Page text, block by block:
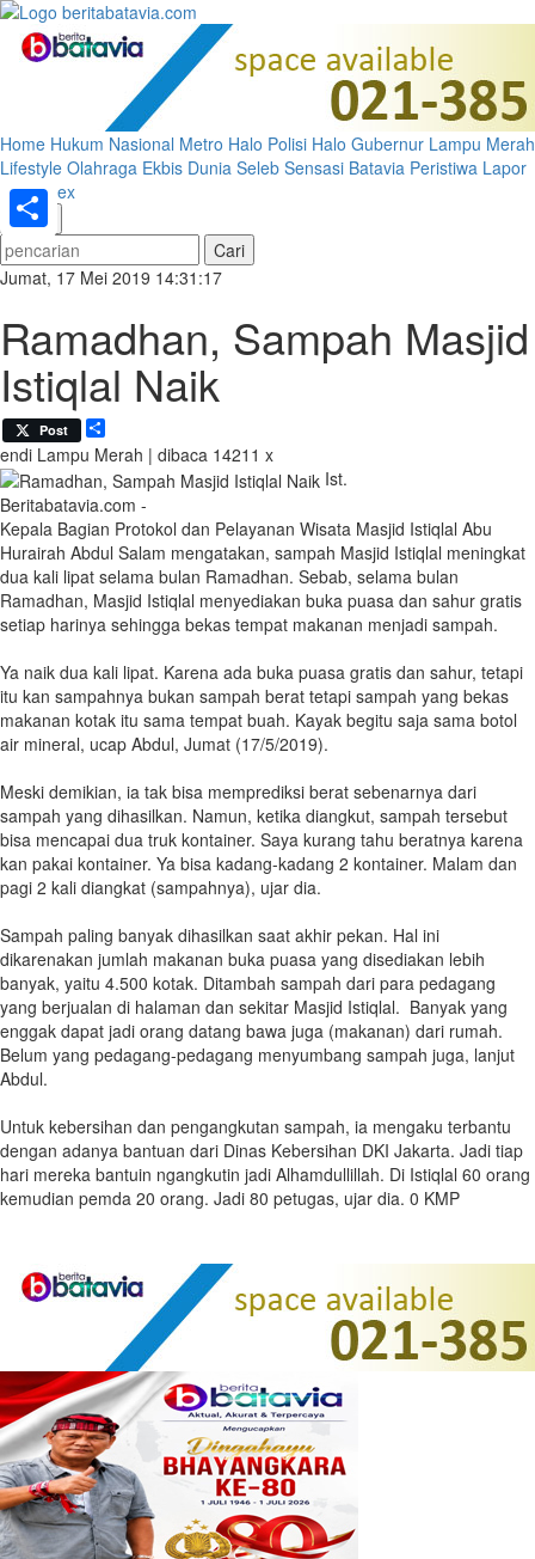
Home Hukum Nasional Metro Halo Polisi Halo Gubernur Lampu Merah
Lifestyle Olahraga Ekbis Dunia Seleb Sensasi Batavia Peristiwa Lapor
Pak Index
«
»
Jumat, 17 Mei 2019 14:31:17
Ramadhan, Sampah Masjid
Istiqlal Naik
Post
endi Lampu Merah | dibaca 14211 x
Ist.
Beritabatavia.com -
Kepala Bagian Protokol dan Pelayanan Wisata Masjid Istiqlal Abu
Hurairah Abdul Salam mengatakan, sampah Masjid Istiqlal meningkat
dua kali lipat selama bulan Ramadhan. Sebab, selama bulan
Ramadhan, Masjid Istiqlal menyediakan buka puasa dan sahur gratis
setiap harinya sehingga bekas tempat makanan menjadi sampah.
Ya naik dua kali lipat. Karena ada buka puasa gratis dan sahur, tetapi
itu kan sampahnya bukan sampah berat tetapi sampah yang bekas
makanan kotak itu sama tempat buah. Kayak begitu saja sama botol
air mineral, ucap Abdul, Jumat (17/5/2019).
Meski demikian, ia tak bisa memprediksi berat sebenarnya dari
sampah yang dihasilkan. Namun, ketika diangkut, sampah tersebut
bisa mencapai dua truk kontainer. Saya kurang tahu beratnya karena
kan pakai kontainer. Ya bisa kadang-kadang 2 kontainer. Malam dan
pagi 2 kali diangkat (sampahnya), ujar dia.
Sampah paling banyak dihasilkan saat akhir pekan. Hal ini
dikarenakan jumlah makanan buka puasa yang disediakan lebih
banyak, yaitu 4.500 kotak. Ditambah sampah dari para pedagang
yang berjualan di halaman dan sekitar Masjid Istiqlal. Banyak yang
enggak dapat jadi orang datang bawa juga (makanan) dari rumah.
Belum yang pedagang-pedagang menyumbang sampah juga, lanjut
Abdul.
Untuk kebersihan dan pengangkutan sampah, ia mengaku terbantu
dengan adanya bantuan dari Dinas Kebersihan DKI Jakarta. Jadi tiap
hari mereka bantuin ngangkutin jadi Alhamdullillah. Di Istiqlal 60 orang
kemudian pemda 20 orang. Jadi 80 petugas, ujar dia. 0 KMP
Share